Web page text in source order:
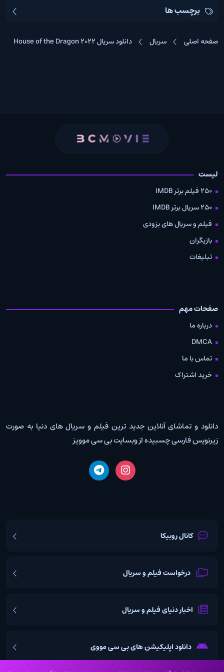
برچسب ها
صفحه اصلی سریال دانلود سریال House of the Dragon 2022
لیست
250 فیلم برتر IMDB
250 سریال برتر IMDB
فیلم و سریال های بزودی
بازیگران
تبلیغات
صفحات مهم
درباره ما
DMCA
تماس با ما
خرید اشتراک
دانلود و تماشای آنلاین جدید ترین فیلم و سریال های دنیا به صورت
زیرنویس فارسی چسبیده از وبسایت بی سی موویز
کانال روبیکا
درخواست فیلم و سریال
اخبار دنیای فیلم و سریال
دانلود اپلیکیشن های بی سی مووی